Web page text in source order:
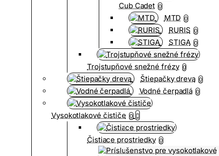
Cub Cadet 0
MTD 0
RURIS 0
STIGA 0
Trojstupňové snežné frézy 0
Štiepačky dreva 0
Vodné čerpadlá 0
Vysokotlakové čističe 0
Čistiace prostriedky 0